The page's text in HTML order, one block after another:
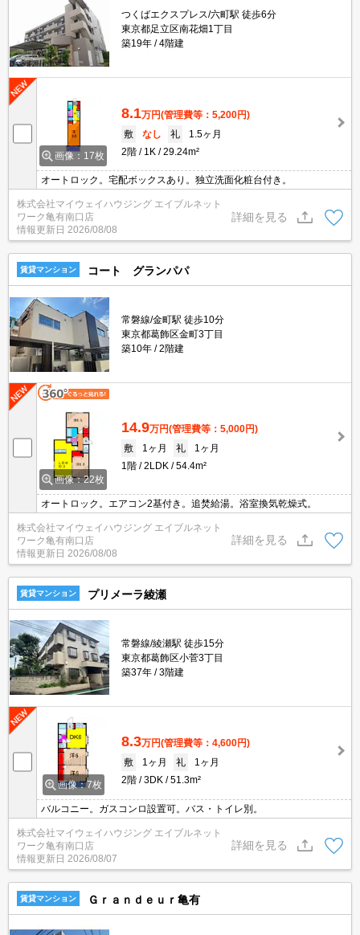
つくばエクスプレス/六町駅 徒歩6分
東京都足立区南花畑1丁目
築19年
4階建
画像：17枚
8.1万円(管理費等：5,200円)
敷
なし 礼
1.5ヶ月
2階
1K 29.24m²
オートロック。宅配ボックスあり。独立洗面化粧台付き。
株式会社マイウェイハウジング エイブルネット
ワーク亀有南口店
情報更新日 2026/08/08
詳細を見る
賃貸マンション コート グランパパ
常磐線/金町駅 徒歩10分
東京都葛飾区金町3丁目
築10年
2階建
画像：22枚
14.9万円(管理費等：5,000円)
敷
1ヶ月 礼
1ヶ月
1階
2LDK 54.4m²
オートロック。エアコン2基付き。追焚給湯。浴室換気乾燥式。
株式会社マイウェイハウジング エイブルネット
ワーク亀有南口店
情報更新日 2026/08/08
詳細を見る
賃貸マンション プリメーラ綾瀬
常磐線/綾瀬駅 徒歩15分
東京都葛飾区小菅3丁目
築37年
3階建
画像：7枚
8.3万円(管理費等：4,600円)
敷
1ヶ月 礼
1ヶ月
2階
3DK 51.3m²
バルコニー。ガスコンロ設置可。バス・トイレ別。
株式会社マイウェイハウジング エイブルネット
ワーク亀有南口店
情報更新日 2026/08/07
詳細を見る
賃貸マンション Ｇｒａｎｄｅｕｒ亀有